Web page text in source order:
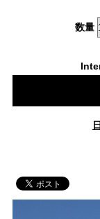
数量